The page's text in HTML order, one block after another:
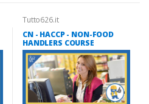
Tutto626.it
CN - HACCP - NON-FOOD
HANDLERS COURSE